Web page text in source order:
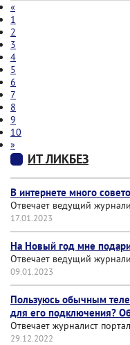
«
1
2
3
4
5
6
7
8
9
10
»
ИТ ЛИКБЕЗ
В интернете много
Отвечает ведущий
17.01.2023
На Новый год мне
Отвечает ведущий
09.01.2023
Пользуюсь обычным
для его подключения?
Отвечает журналист
29.12.2022